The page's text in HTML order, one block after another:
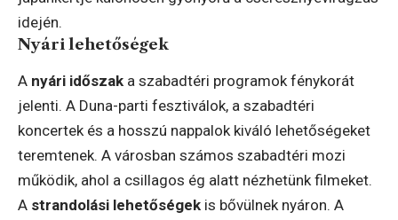
idején.
Nyári lehetőségek
A nyári időszak a szabadtéri programok fénykorát
jelenti. A Duna-parti fesztiválok, a szabadtéri
koncertek és a hosszú nappalok kiváló lehetőségeket
teremtenek. A városban számos szabadtéri mozi
működik, ahol a csillagos ég alatt nézhetünk filmeket.
A strandolási lehetőségek is bővülnek nyáron. A